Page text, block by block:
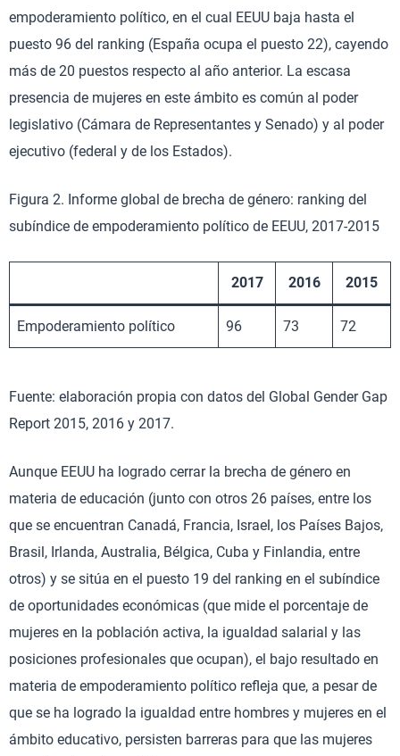
empoderamiento político, en el cual EEUU baja hasta el
puesto 96 del ranking (España ocupa el puesto 22), cayendo
más de 20 puestos respecto al año anterior. La escasa
presencia de mujeres en este ámbito es común al poder
legislativo (Cámara de Representantes y Senado) y al poder
ejecutivo (federal y de los Estados).
Figura 2. Informe global de brecha de género: ranking del
subíndice de empoderamiento político de EEUU, 2017-2015
2017 2016 2015
Empoderamiento político 96 73 72
Fuente: elaboración propia con datos del Global Gender Gap
Report 2015, 2016 y 2017.
Aunque EEUU ha logrado cerrar la brecha de género en
materia de educación (junto con otros 26 países, entre los
que se encuentran Canadá, Francia, Israel, los Países Bajos,
Brasil, Irlanda, Australia, Bélgica, Cuba y Finlandia, entre
otros) y se sitúa en el puesto 19 del ranking en el subíndice
de oportunidades económicas (que mide el porcentaje de
mujeres en la población activa, la igualdad salarial y las
posiciones profesionales que ocupan), el bajo resultado en
materia de empoderamiento político refleja que, a pesar de
que se ha logrado la igualdad entre hombres y mujeres en el
ámbito educativo, persisten barreras para que las mujeres